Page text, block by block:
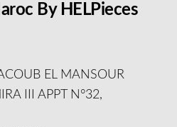
By HELPieces
EL MANSOUR
III APPT N°32,